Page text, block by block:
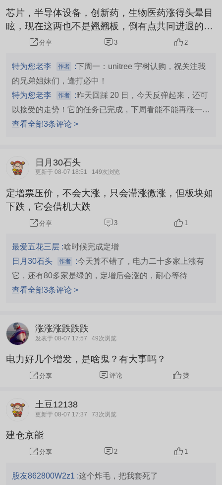
芯片，半导体设备，创新药，生物医药涨得头晕目
眩，现在这两也不是翘翘板，倒有点共同进退的感
觉。一个在高位一个在低谷，一起手牵手，难道科
指数涨39.69点，涨幅1.02%。收3940.04点，涨跌
比2856：2536，涨停75，跌停4；三市成交量2.6
8万亿，较上一个交易日增1539亿，全天振幅1.4
2%，平均股价2.39%，中位数0.12%，微盘股-0.
0...
分享 3 2
特为您老李 作者 :下周一：unitree 宇树认购，祝关注我
的兄弟姐妹们，逢打必中！
特为您老李
作者 :昨天回踩 20 日，今天反弹起来，还可
以接受的走势！它的任务已完成，下周看能不能再涨一
点，我就止盈了！查看全部3条评论 >
日月30石头
更新于 08-07 18:51 149次浏览
定增票压价，不会大涨，只会滞涨微涨，但板块如
下跌，它会借机大跌
分享 3 1
最爱五花三层 :啥时候完成定增
日月30石头
作者 :今天算不错了，电力二十多家上涨有
它，还有80多家是绿的，定增后会涨的，耐心等待
查看全部3条评论 >
涨涨涨跌跌跌
发表于 08-07 17:57 49次浏览
电力好几个增发，是啥鬼？有大事吗？
分享 评论 赞
土豆12138
更新于 08-07 17:37 73次浏览
建仓京能
分享 2 1
股友862800W2z1 :这个炸毛，把我套死了